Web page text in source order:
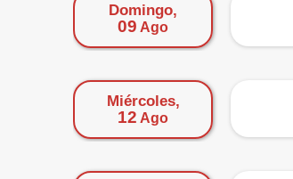
Domingo,
09 Ago
Miércoles,
12 Ago